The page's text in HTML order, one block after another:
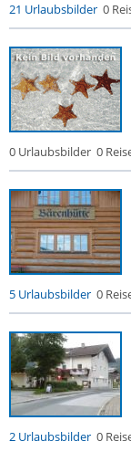
21 Urlaubsbilder 0
0 Urlaubsbilder 0
5 Urlaubsbilder 0
2 Urlaubsbilder 0